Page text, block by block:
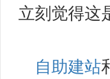
立刻觉得这
自助建站